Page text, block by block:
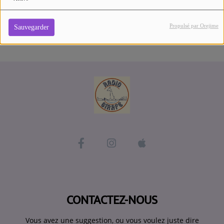
Sauvegarder Propulsé par Orejime
CONTACTEZ-NOUS
Vous avez une suggestion, ou vous voulez juste dire